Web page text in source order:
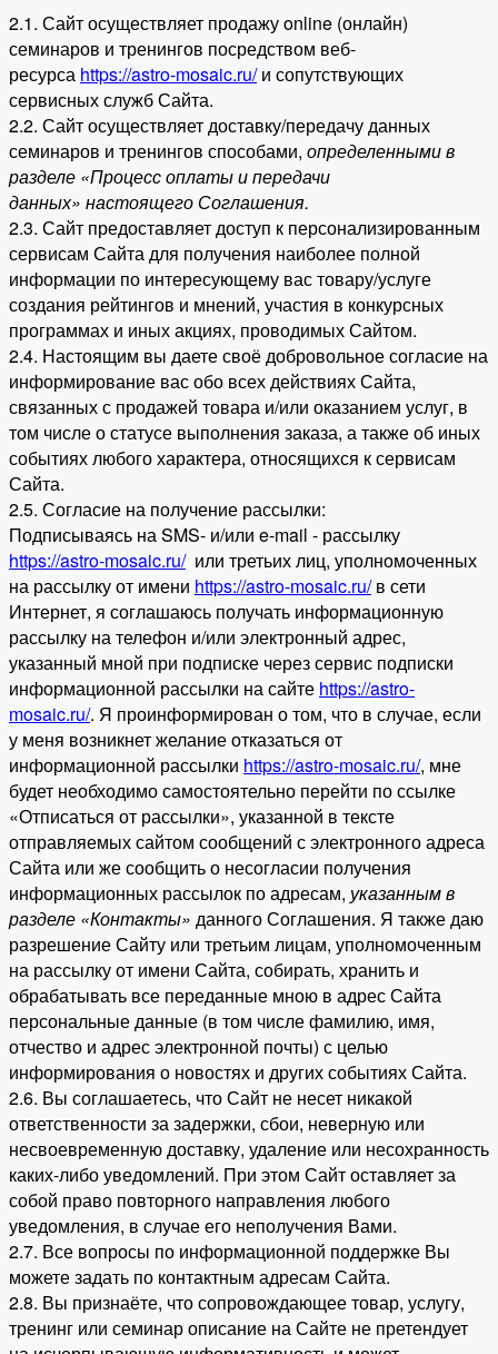
2.1. Сайт осуществляет продажу online (онлайн)
семинаров и тренингов посредством веб-
ресурса https://astro-mosaic.ru/и сопутствующих
сервисных служб Сайта.
2.2. Сайт осуществляет доставку/передачу данных
семинаров и тренингов способами, определенными в
разделе «Процесс оплаты и передачи
данных» настоящего Соглашения.
2.3. Сайт предоставляет доступ к персонализированным
сервисам Сайта для получения наиболее полной
информации по интересующему вас товару/услуге
создания рейтингов и мнений, участия в конкурсных
программах и иных акциях, проводимых Сайтом.
2.4. Настоящим вы даете своё добровольное согласие на
информирование вас обо всех действиях Сайта,
связанных с продажей товара и/или оказанием услуг, в
том числе о статусе выполнения заказа, а также об иных
событиях любого характера, относящихся к сервисам
Сайта.
2.5. Согласие на получение рассылки:
Подписываясь на SMS- и/или e-mail - рассылку
https://astro-mosaic.ru/или третьих лиц, уполномоченных
на рассылку от имени https://astro-mosaic.ru/в сети
Интернет, я соглашаюсь получать информационную
рассылку на телефон и/или электронный адрес,
указанный мной при подписке через сервис подписки
информационной рассылки на сайте https://astro-
mosaic.ru/. Я проинформирован о том, что в случае, если
у меня возникнет желание отказаться от
информационной рассылки https://astro-mosaic.ru/, мне
будет необходимо самостоятельно перейти по ссылке
«Отписаться от рассылки», указанной в тексте
отправляемых сайтом сообщений с электронного адреса
Сайта или же сообщить о несогласии получения
информационных рассылок по адресам, указанным в
разделе «Контакты» данного Соглашения. Я также даю
разрешение Сайту или третьим лицам, уполномоченным
на рассылку от имени Сайта, собирать, хранить и
обрабатывать все переданные мною в адрес Сайта
персональные данные (в том числе фамилию, имя,
отчество и адрес электронной почты) с целью
информирования о новостях и других событиях Сайта.
2.6. Вы соглашаетесь, что Сайт не несет никакой
ответственности за задержки, сбои, неверную или
несвоевременную доставку, удаление или несохранность
каких-либо уведомлений. При этом Сайт оставляет за
собой право повторного направления любого
уведомления, в случае его неполучения Вами.
2.7. Все вопросы по информационной поддержке Вы
можете задать по контактным адресам Сайта.
2.8. Вы признаёте, что сопровождающее товар, услугу,
тренинг или семинар описание на Сайте не претендует